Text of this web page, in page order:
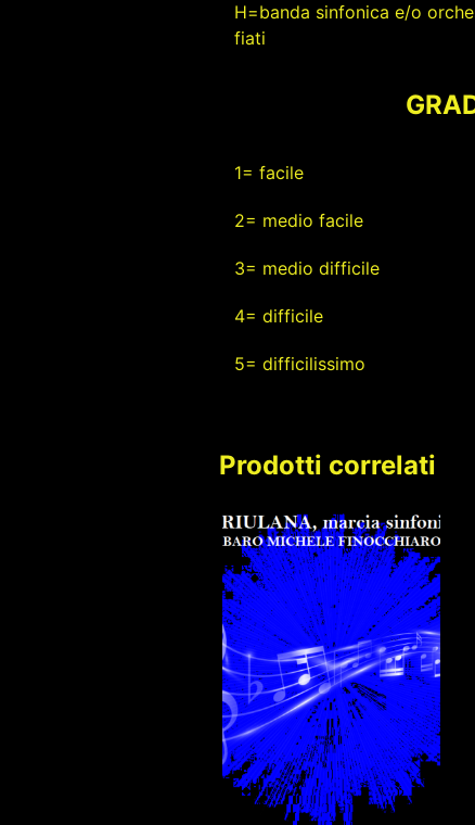
H=banda sinfonica e/o
fiati
1= facile
2= medio facile
3= medio difficile
4= difficile
5= difficilissimo
Prodotti correlati